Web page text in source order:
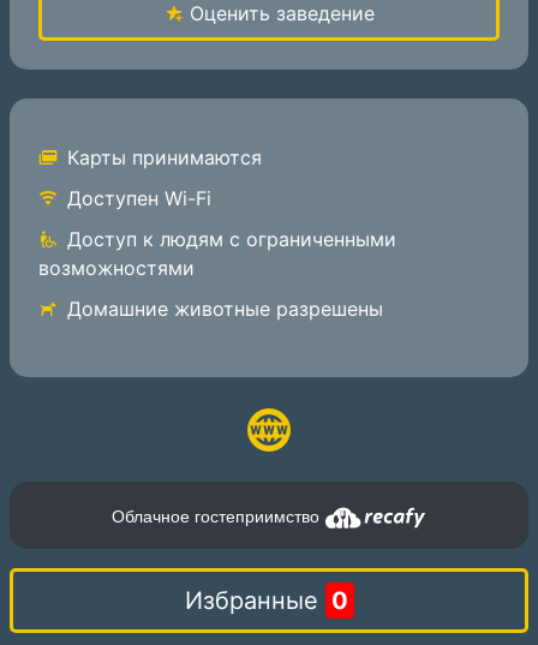
Оценить заведение
Карты принимаются
Доступен Wi-Fi
Доступ к людям с ограниченными
возможностями
Домашние животные разрешены
Облачное гостеприимство
Избранные 0